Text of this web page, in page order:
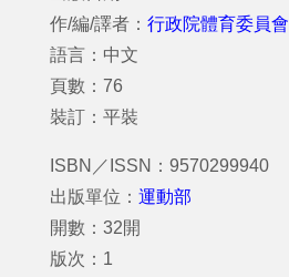
作/編/譯者： 行政院體育委員會
語言：中文
頁數：76
裝訂：平裝
ISBN／ISSN：9570299940
出版單位： 運動部
開數：32開
版次：1